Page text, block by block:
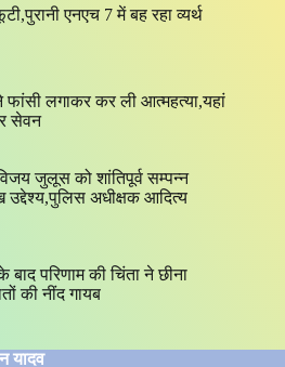
एनएच 7 में बह रहा व्यर्थ
फांसी लगाकर कर ली आत्महत्या,यहां
सेवन
जुलूस को शांतिपूर्व सम्पन्न
उद्देश्य,पुलिस अधीक्षक आदित्य
परिणाम की चिंता ने छीना
की नींद गायब
यादव